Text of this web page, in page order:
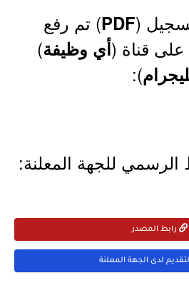
(
PDF) تم رفع
قناة (أي وظيفة)
):
للجهة المعلنة:
رابط المصدر
لدى الجهة المعلنة